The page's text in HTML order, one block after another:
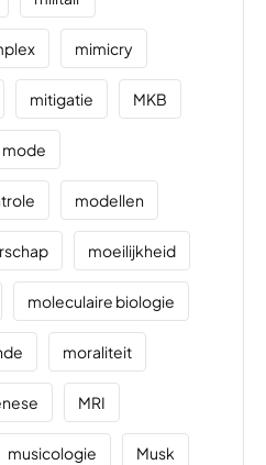
mimicry
mitigatie MKB
mode
modellen
moeilijkheid
moleculaire biologie
moraliteit
MRI
musicologie Musk